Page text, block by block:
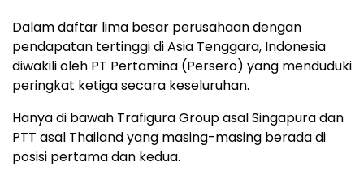
Dalam daftar lima besar perusahaan dengan
pendapatan tertinggi di Asia Tenggara, Indonesia
diwakili oleh PT Pertamina (Persero) yang menduduki
peringkat ketiga secara keseluruhan.
Hanya di bawah Trafigura Group asal Singapura dan
PTT asal Thailand yang masing-masing berada di
posisi pertama dan kedua.